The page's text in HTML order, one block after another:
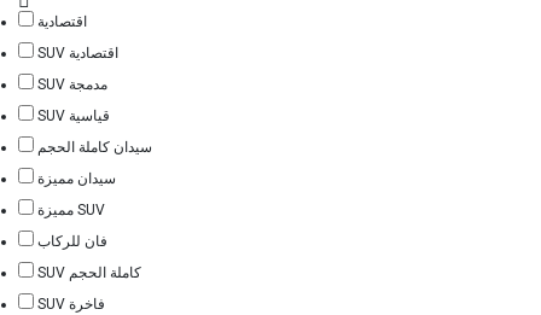
اقتصادية
SUV اقتصادية
SUV مدمجة
SUV قياسية
سيدان كاملة الحجم
سيدان مميزة
مميزة SUV
فان للركاب
SUV كاملة الحجم
SUV فاخرة